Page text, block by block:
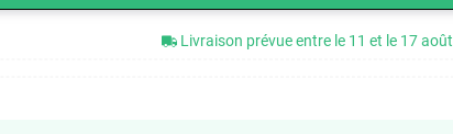
Livraison prévue entre le 11 et le 17 août